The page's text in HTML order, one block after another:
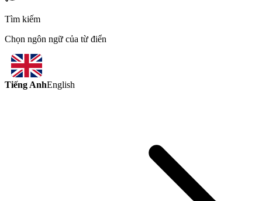
Tìm kiếm
Chọn ngôn ngữ của từ điển
Tiếng AnhEnglish